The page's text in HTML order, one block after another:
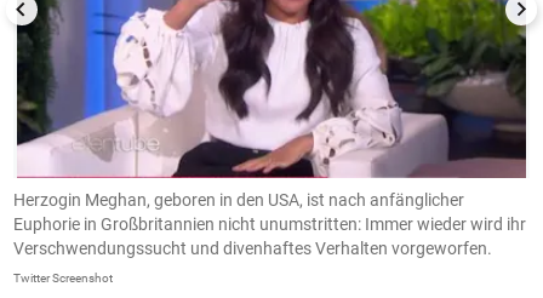
Herzogin Meghan, geboren in den USA, ist nach anfänglicher
Euphorie in Großbritannien nicht unumstritten: Immer wieder wird ihr
Verschwendungssucht und divenhaftes Verhalten vorgeworfen.
Twitter Screenshot